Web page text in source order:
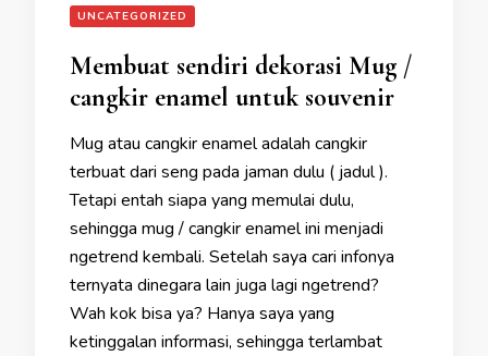
UNCATEGORIZED
Membuat sendiri dekorasi Mug /
cangkir enamel untuk souvenir
Mug atau cangkir enamel adalah cangkir
terbuat dari seng pada jaman dulu ( jadul ).
Tetapi entah siapa yang memulai dulu,
sehingga mug / cangkir enamel ini menjadi
ngetrend kembali. Setelah saya cari infonya
ternyata dinegara lain juga lagi ngetrend?
Wah kok bisa ya? Hanya saya yang
ketinggalan informasi, sehingga terlambat